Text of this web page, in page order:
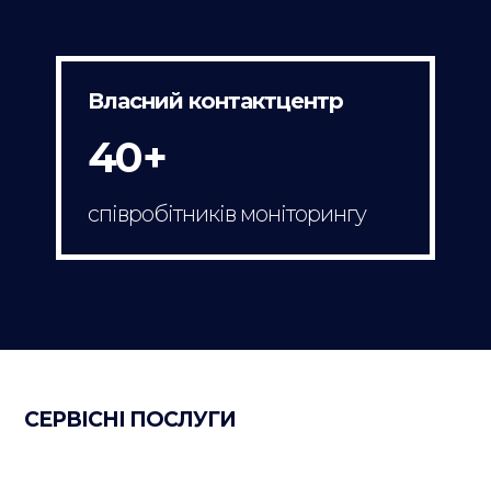
Власний контактцентр
40+
співробітників моніторингу
СЕРВІСНІ ПОСЛУГИ